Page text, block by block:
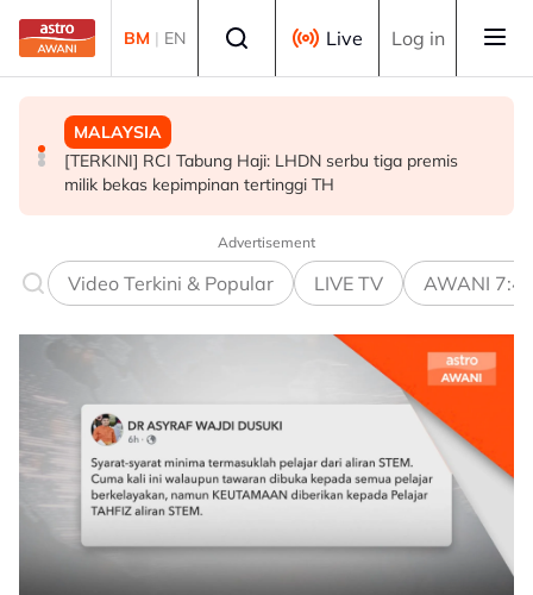
Skip to main content
BM | EN Live Log in
MALAYSIA
[TERKINI] RCI Tabung Haji: LHDN serbu tiga premis
milik bekas kepimpinan tertinggi TH
BISNES
Selangor umum RS-2, sasar nilai ekonomi RM600 bilion
menjelang 2030 - Amirudin
POLITIK
Abdul Hadi dakwa Bersatu terkeluar PN, Azmin
tegaskan masih anggota sah
Advertisement
Video Terkini & Popular LIVE TV AWANI